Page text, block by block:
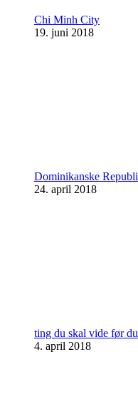
Chi Minh City
19. juni 2018
Dominikanske
24. april 2018
ting du skal vide før
4. april 2018